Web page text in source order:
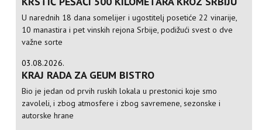
U narednih 18 dana somelijer i ugostitelj posetiće 22 vinarije,
10 manastira i pet vinskih rejona Srbije, podižući svest o dve
važne sorte
03.08.2026.
KRAJ RADA ZA GEUM BISTRO
Bio je jedan od prvih ruskih lokala u prestonici koje smo
zavoleli, i zbog atmosfere i zbog savremene, sezonske i
autorske hrane